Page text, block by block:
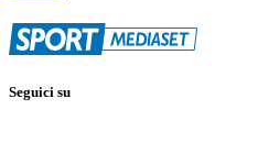
Seguici su